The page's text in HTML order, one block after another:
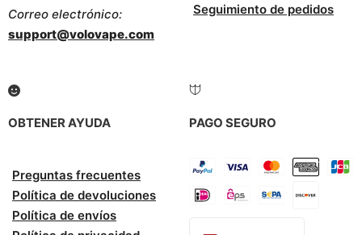
Correo electrónico:
support@volovape.com
Seguimiento de pedidos
OBTENER AYUDA
Preguntas frecuentes
Política de devoluciones
Política de envíos
PAGO SEGURO